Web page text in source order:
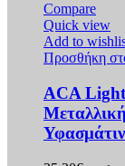
Compare
Quick view
Add to
Προσθήκη
ACA